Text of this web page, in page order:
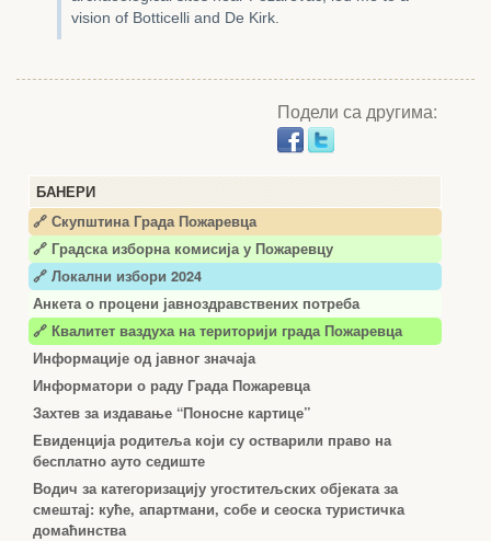
БАНЕРИ
🔗 Скупштина Града Пожаревца
🔗 Градска изборна комисија у Пожаревцу
🔗 Локални избори 2024
Анкета о процени јавноздравствених потреба
🔗 Квалитет ваздуха на територији града Пожаревца
Информације од јавног значаја
Информатори о раду Града Пожаревца
Захтев за издавање “Поносне картице”
Евиденција родитеља који су остварили право на
бесплатно ауто седиште
Водич за категоризацију угоститељских објеката за
смештај: куће, апартмани, собе и сеоска туристичка
домаћинства
vision of Botticelli and De Kirk.
Подели са другима: